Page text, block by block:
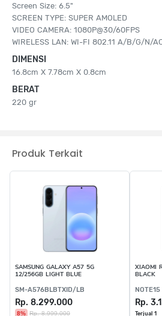
Screen Size: 6.5"
SCREEN TYPE: SUPER AMOLED
VIDEO CAMERA: 1080P@30/60FPS
WIRELESS LAN: WI-FI 802.11 A/B/G/N/
DIMENSI
16.8cm X 7.78cm X 0.8cm
BERAT
220 gr
Produk Terkait
SAMSUNG GALAXY A57 5G
12/256GB LIGHT BLUE
SM-A576BLBTXID/LB
Rp. 8.299.000
8% Rp. 8.999.000
XIAOMI
BLACK
Rp.
Terjual 1